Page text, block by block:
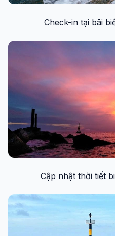
Check-in tại bãi
Cập nhật thời tiết